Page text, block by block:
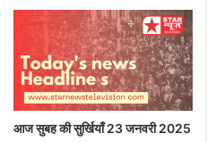
आज सुबह की सुर्खियाँ 23 जनवरी 2025